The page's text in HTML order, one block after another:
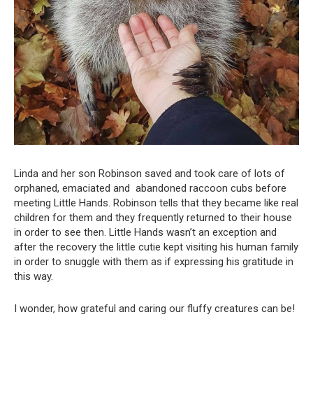
Linda and her son Robinson saved and took care of lots of
orphaned, emaciated and abandoned raccoon cubs before
meeting Little Hands. Robinson tells that they became like real
children for them and they frequently returned to their house
in order to see then. Little Hands wasn’t an exception and
after the recovery the little cutie kept visiting his human family
in order to snuggle with them as if expressing his gratitude in
this way.
I wonder, how grateful and caring our fluffy creatures can be!